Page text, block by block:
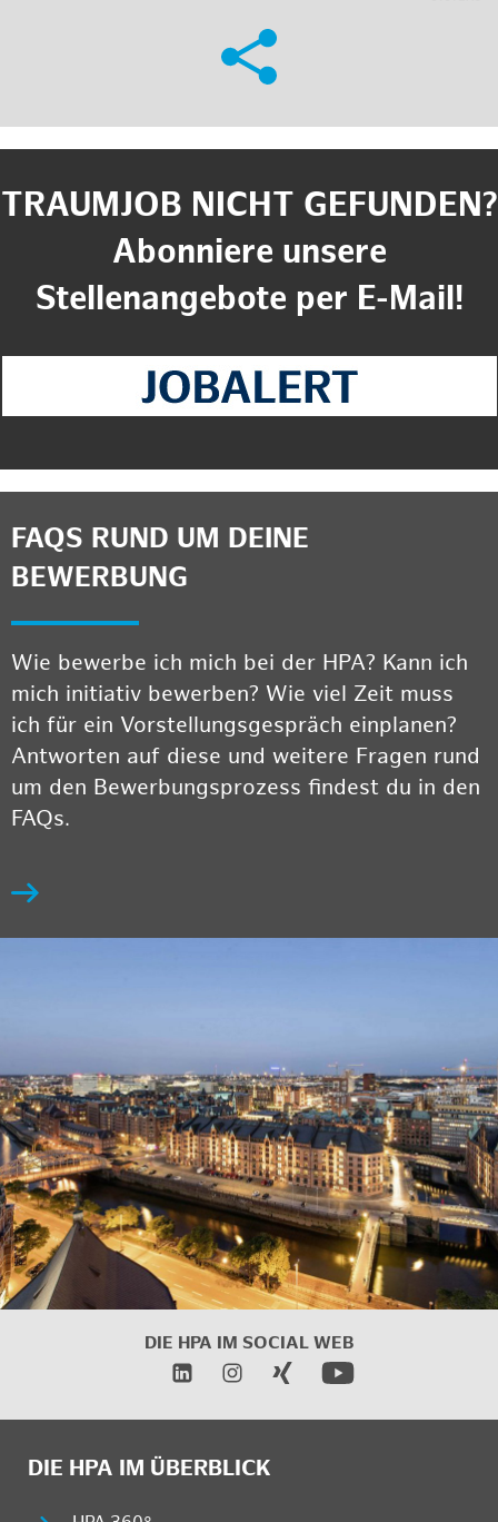
TRAUMJOB NICHT GEFUNDEN?
Abonniere unsere
Stellenangebote per E-Mail!
FAQS RUND UM DEINE
BEWERBUNG
Wie bewerbe ich mich bei der HPA? Kann ich
mich initiativ bewerben? Wie viel Zeit muss
ich für ein Vorstellungsgespräch einplanen?
Antworten auf diese und weitere Fragen rund
um den Bewerbungsprozess findest du in den
FAQs.
DIE HPA IM SOCIAL WEB
DIE HPA IM ÜBERBLICK